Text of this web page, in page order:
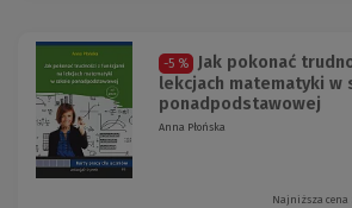
-5 %
Jak pokonać
lekcjach matematyki w
ponadpodstawowej
Anna Płońska
Najniższa cena